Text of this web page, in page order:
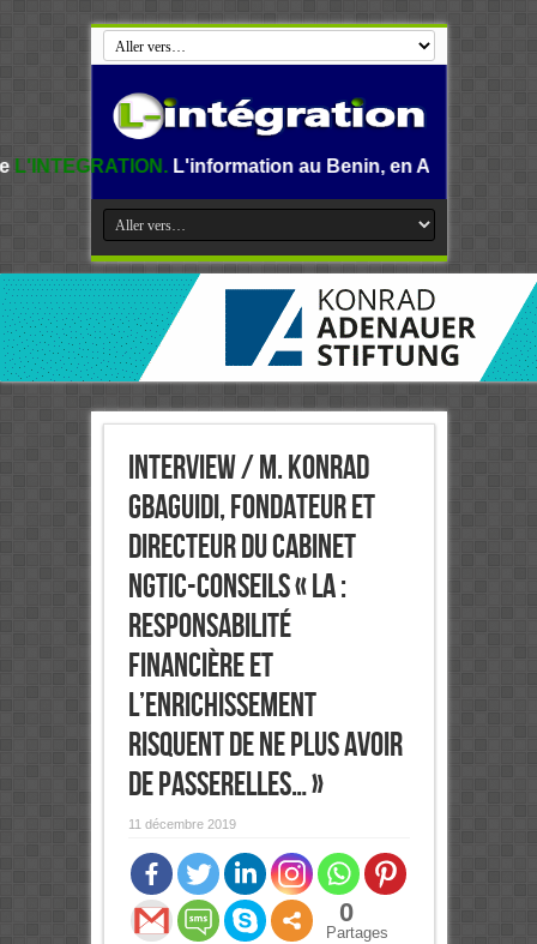
L'information au Benin, en Afrique et dans le monde.
Interview / M. Konrad
Gbaguidi, Fondateur et
Directeur du Cabinet
NGTIC-Conseils « La :
responsabilité
financière et
l’enrichissement
risquent de ne plus avoir
de passerelles… »
11 décembre 2019
0
Partages